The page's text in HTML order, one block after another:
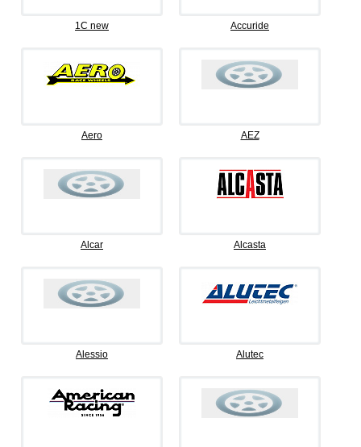
1C new Accuride
Aero AEZ
Alcar Alcasta
Alessio Alutec